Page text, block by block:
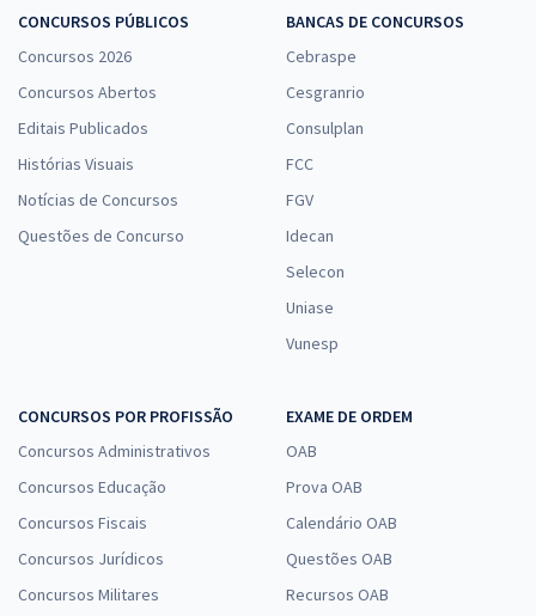
à vista
R$13,99
Comprar
INMETRO - Instituto Nacional de Metrologia, Qualidade e Tecnologia -
Metrologia e Qualidade: P3 - Acreditação
à vista
R$13,32
Comprar
CONCURSOS PÚBLICOS
Concursos 2026
Concursos Abertos
Editais Publicados
Histórias Visuais
Notícias de Concursos
Questões de Concurso
BANCAS DE CONCURSOS
Cebraspe
Cesgranrio
Consulplan
FCC
FGV
Idecan
Selecon
Uniase
Vunesp
CONCURSOS POR PROFISSÃO
Concursos Administrativos
Concursos Educação
Concursos Fiscais
Concursos Jurídicos
Concursos Militares
EXAME DE ORDEM
OAB
Prova OAB
Calendário OAB
Questões OAB
Recursos OAB